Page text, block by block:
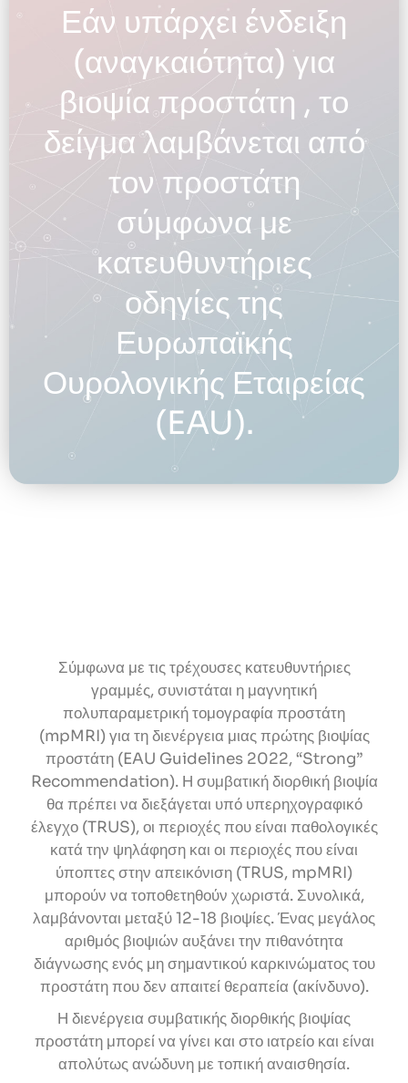
Εάν υπάρχει ένδειξη
(αναγκαιότητα) για
βιοψία προστάτη , το
δείγμα λαμβάνεται από
τον προστάτη
σύμφωνα με
κατευθυντήριες
οδηγίες της
Ευρωπαϊκής
Ουρολογικής Εταιρείας
(EAU).
Σύμφωνα με τις τρέχουσες κατευθυντήριες
γραμμές, συνιστάται η μαγνητική
πολυπαραμετρική τομογραφία προστάτη
(mpMRI) για τη διενέργεια μιας πρώτης βιοψίας
προστάτη (EAU Guidelines 2022, “Strong”
Recommendation). Η συμβατική διορθική βιοψία
θα πρέπει να διεξάγεται υπό υπερηχογραφικό
έλεγχο (TRUS), οι περιοχές που είναι παθολογικές
κατά την ψηλάφηση και οι περιοχές που είναι
ύποπτες στην απεικόνιση (TRUS, mpMRI)
μπορούν να τοποθετηθούν χωριστά. Συνολικά,
λαμβάνονται μεταξύ 12-18 βιοψίες. Ένας μεγάλος
αριθμός βιοψιών αυξάνει την πιθανότητα
διάγνωσης ενός μη σημαντικού καρκινώματος του
προστάτη που δεν απαιτεί θεραπεία (ακίνδυνο).
Η διενέργεια συμβατικής διορθικής βιοψίας
προστάτη μπορεί να γίνει και στο ιατρείο και είναι
απολύτως ανώδυνη με τοπική αναισθησία.